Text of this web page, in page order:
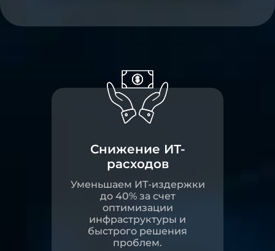
Снижение ИТ-
расходов
Уменьшаем ИТ-издержки
до 40% за счет
оптимизации
инфраструктуры и
быстрого решения
проблем.